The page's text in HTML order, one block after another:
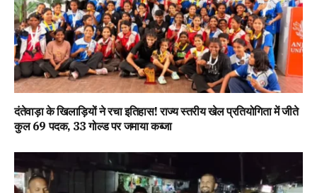
दंतेवाड़ा के खिलाड़ियों ने रचा इतिहास! राज्य स्तरीय खेल प्रतियोगिता में जीते
कुल 69 पदक, 33 गोल्ड पर जमाया कब्जा